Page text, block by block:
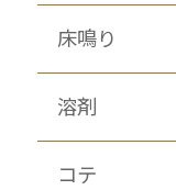
床鳴り
溶剤
コテ